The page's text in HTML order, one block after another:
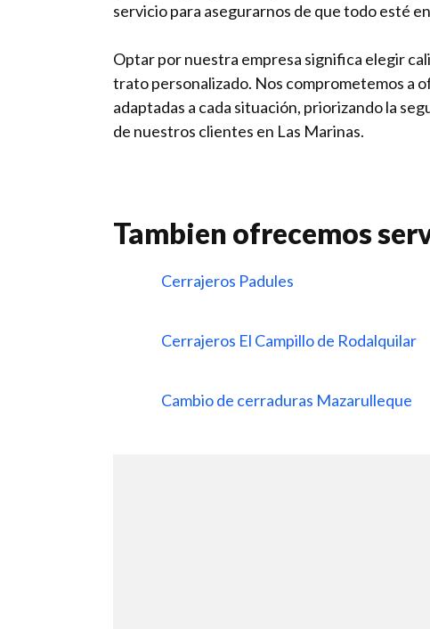
servicio para asegurarnos de que todo esté
Optar por nuestra empresa significa elegir
trato personalizado. Nos comprometemos a
adaptadas a cada situación, priorizando la
de nuestros clientes en Las Marinas.
Tambien ofrecemos
Cerrajeros Padules
Cerrajeros El Campillo de Rodalquilar
Cambio de cerraduras Mazarulleque